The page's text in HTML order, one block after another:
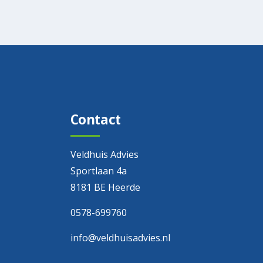
Contact
Veldhuis Advies
Sportlaan 4a
8181 BE Heerde
0578-699760
info@veldhuisadvies.nl